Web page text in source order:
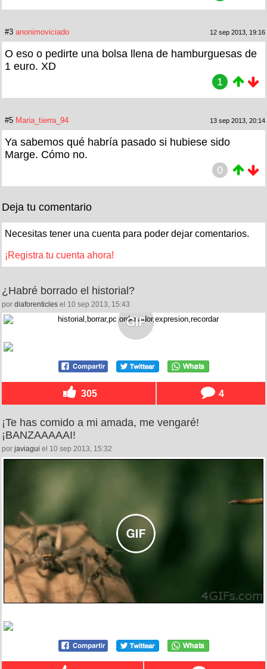
#3 anonimoviciado 12 sep 2013, 19:16
O eso o pedirte una bolsa llena de hamburguesas de
1 euro. XD
1
#5 Maria_tierra_94 13 sep 2013, 20:14
Ya sabemos qué habría pasado si hubiese sido
Marge. Cómo no.
0
Deja tu comentario
Necesitas tener una cuenta para poder dejar comentarios.
¡Registra tu cuenta ahora!
¿Habré borrado el historial?
por diaforenticles el 10 sep 2013, 15:43
305 4
¡Te has comido a mi amada, me vengaré!
¡BANZAAAAAI!
por javiagui el 10 sep 2013, 15:32